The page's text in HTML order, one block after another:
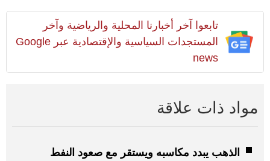
تابعوا آخر أخبارنا المحلية والرياضية وآخر
المستجدات السياسية والإقتصادية عبر Google
news
مواد ذات علاقة
الذهب يبدد مكاسبه ويستقر مع صعود النفط